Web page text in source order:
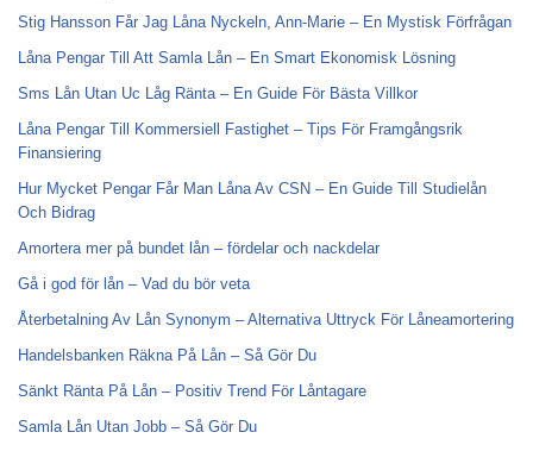
Stig Hansson Får Jag Låna Nyckeln, Ann-Marie – En Mystisk Förfrågan
Låna Pengar Till Att Samla Lån – En Smart Ekonomisk Lösning
Sms Lån Utan Uc Låg Ränta – En Guide För Bästa Villkor
Låna Pengar Till Kommersiell Fastighet – Tips För Framgångsrik
Finansiering
Hur Mycket Pengar Får Man Låna Av CSN – En Guide Till Studielån
Och Bidrag
Amortera mer på bundet lån – fördelar och nackdelar
Gå i god för lån – Vad du bör veta
Återbetalning Av Lån Synonym – Alternativa Uttryck För Låneamortering
Handelsbanken Räkna På Lån – Så Gör Du
Sänkt Ränta På Lån – Positiv Trend För Låntagare
Samla Lån Utan Jobb – Så Gör Du